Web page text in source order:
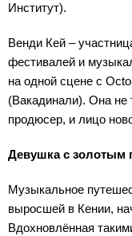
Институт).
Венди Кей –
фестивалей и
на одной сцене с
(Вакадинали). Она не
продюсер, и лицо
Девушка с золотым
Музыкальное
выросшей в Кении,
Вдохновлённая